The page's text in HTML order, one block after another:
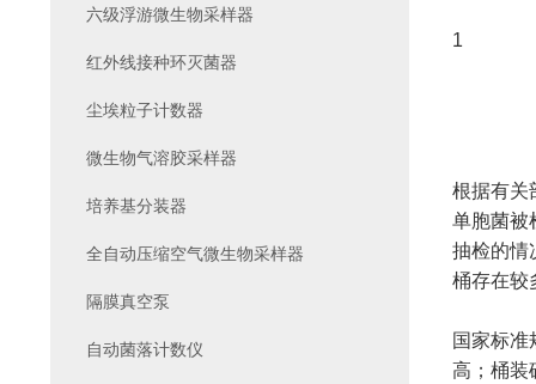
1
根据有关
单胞菌被
抽检的情
桶存在较
国家标
高；桶装
六级浮游微生物采样器
红外线接种环灭菌器
尘埃粒子计数器
微生物气溶胶采样器
培养基分装器
全自动压缩空气微生物采样器
隔膜真空泵
自动菌落计数仪